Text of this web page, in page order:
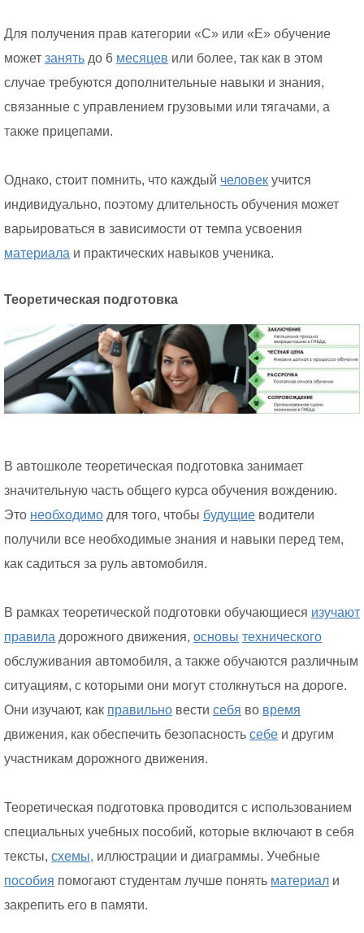
Для получения прав категории «С» или «Е» обучение
может занять до 6 месяцев или более, так как в этом
случае требуются дополнительные навыки и знания,
связанные с управлением грузовыми или тягачами, а
также прицепами.
Однако, стоит помнить, что каждый человек учится
индивидуально, поэтому длительность обучения может
варьироваться в зависимости от темпа усвоения
материала и практических навыков ученика.
Теоретическая подготовка
В автошколе теоретическая подготовка занимает
значительную часть общего курса обучения вождению.
Это необходимо для того, чтобы будущие водители
получили все необходимые знания и навыки перед тем,
как садиться за руль автомобиля.
В рамках теоретической подготовки обучающиеся изучают
правила дорожного движения, основы технического
обслуживания автомобиля, а также обучаются различным
ситуациям, с которыми они могут столкнуться на дороге.
Они изучают, как правильно вести себя во время
движения, как обеспечить безопасность себе и другим
участникам дорожного движения.
Теоретическая подготовка проводится с использованием
специальных учебных пособий, которые включают в себя
тексты, схемы, иллюстрации и диаграммы. Учебные
пособия помогают студентам лучше понять материал и
закрепить его в памяти.